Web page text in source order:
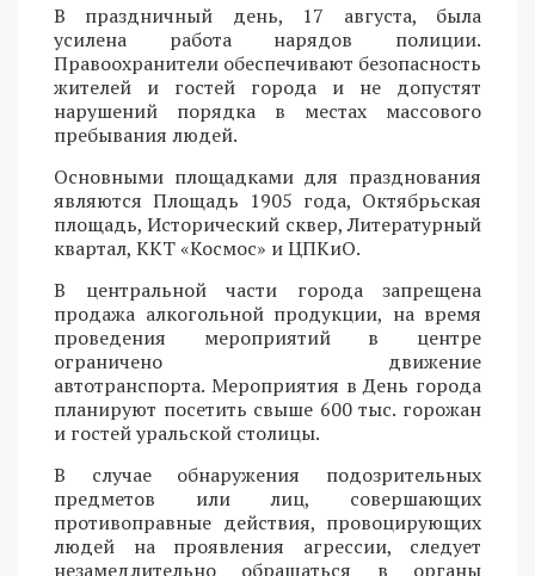
В праздничный день, 17 августа, была
усилена работа нарядов полиции.
Правоохранители обеспечивают безопасность
жителей и гостей города и не допустят
нарушений порядка в местах массового
пребывания людей.
Основными площадками для празднования
являются Площадь 1905 года, Октябрьская
площадь, Исторический сквер, Литературный
квартал, ККТ «Космос» и ЦПКиО.
В центральной части города запрещена
продажа алкогольной продукции, на время
проведения мероприятий в центре
ограничено движение
автотранспорта. Мероприятия в День города
планируют посетить свыше 600 тыс. горожан
и гостей уральской столицы.
В случае обнаружения подозрительных
предметов или лиц, совершающих
противоправные действия, провоцирующих
людей на проявления агрессии, следует
незамедлительно обращаться в органы